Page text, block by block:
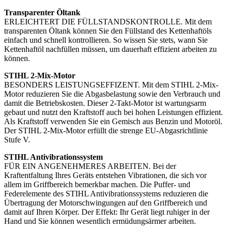
Transparenter Öltank
ERLEICHTERT DIE FÜLLSTANDSKONTROLLE. Mit dem
transparenten Öltank können Sie den Füllstand des Kettenhaftöls
einfach und schnell kontrollieren. So wissen Sie stets, wann Sie
Kettenhaftöl nachfüllen müssen, um dauerhaft effizient arbeiten zu
können.
STIHL 2-Mix-Motor
BESONDERS LEISTUNGSEFFIZENT. Mit dem STIHL 2-Mix-
Motor reduzieren Sie die Abgasbelastung sowie den Verbrauch und
damit die Betriebskosten. Dieser 2-Takt-Motor ist wartungsarm
gebaut und nutzt den Kraftstoff auch bei hohen Leistungen effizient.
Als Kraftstoff verwenden Sie ein Gemisch aus Benzin und Motoröl.
Der STIHL 2-Mix-Motor erfüllt die strenge EU-Abgasrichtlinie
Stufe V.
STIHL Antivibrationssystem
FÜR EIN ANGENEHMERES ARBEITEN. Bei der
Kraftentfaltung Ihres Geräts entstehen Vibrationen, die sich vor
allem im Griffbereich bemerkbar machen. Die Puffer- und
Federelemente des STIHL Antivibrationssystems reduzieren die
Übertragung der Motorschwingungen auf den Griffbereich und
damit auf Ihren Körper. Der Effekt: Ihr Gerät liegt ruhiger in der
Hand und Sie können wesentlich ermüdungsärmer arbeiten.